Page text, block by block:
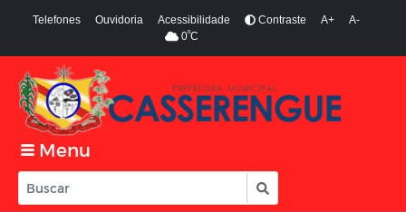
Telefones Ouvidoria Acessibilidade Contraste A+
A-
0ºC
Menu